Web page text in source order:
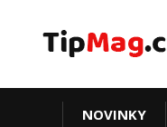
NOVINKY